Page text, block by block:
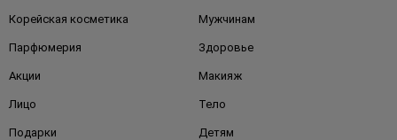
Корейская косметика Мужчинам
Парфюмерия Здоровье
Акции Макияж
Лицо Тело
Подарки Детям